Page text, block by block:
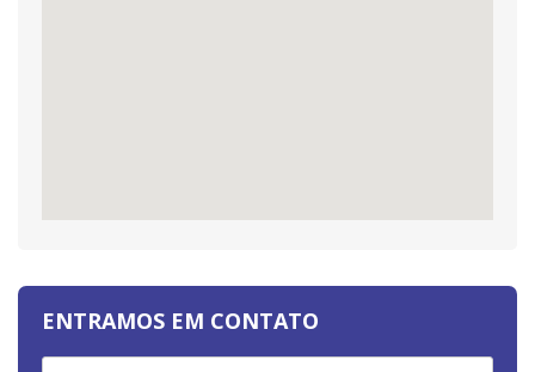
ENTRAMOS EM CONTATO